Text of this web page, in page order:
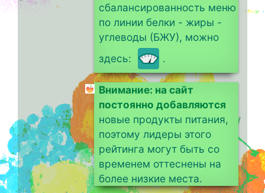
сбалансированность меню
по линии белки - жиры -
углеводы (БЖУ), можно
здесь:
Внимание: на сайт
постоянно добавляются
новые продукты питания,
поэтому лидеры этого
рейтинга могут быть со
временем оттеснены на
более низкие места.